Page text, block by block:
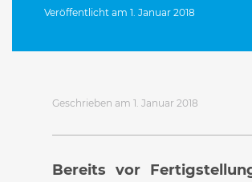
Veröffentlicht am 1. Januar 2018
Geschrieben am 1. Januar 2018
Bereits vor